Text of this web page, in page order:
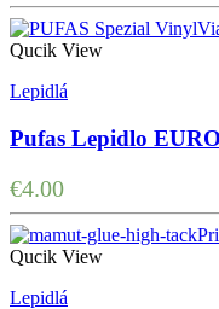
Qucik View
Lepidlá
Pufas Lepidlo
€4.00
Qucik View
Lepidlá